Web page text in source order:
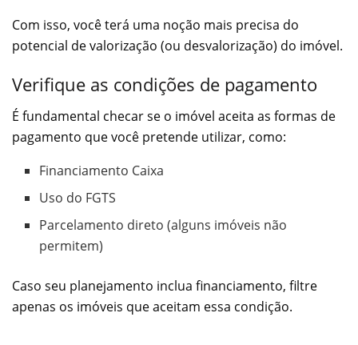
Com isso, você terá uma noção mais precisa do
potencial de valorização (ou desvalorização) do imóvel.
Verifique as condições de pagamento
É fundamental checar se o imóvel aceita as formas de
pagamento que você pretende utilizar, como:
Financiamento Caixa
Uso do FGTS
Parcelamento direto (alguns imóveis não
permitem)
Caso seu planejamento inclua financiamento, filtre
apenas os imóveis que aceitam essa condição.